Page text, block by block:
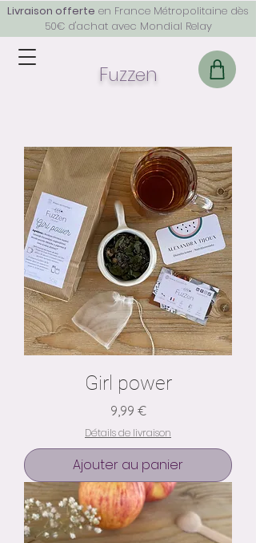
Livraison offerte en France Métropolitaine dès
50€ d'achat avec Mondial Relay
Fuzzen
Girl power
Prix
9,99 €
Détails de livraison
Ajouter au panier